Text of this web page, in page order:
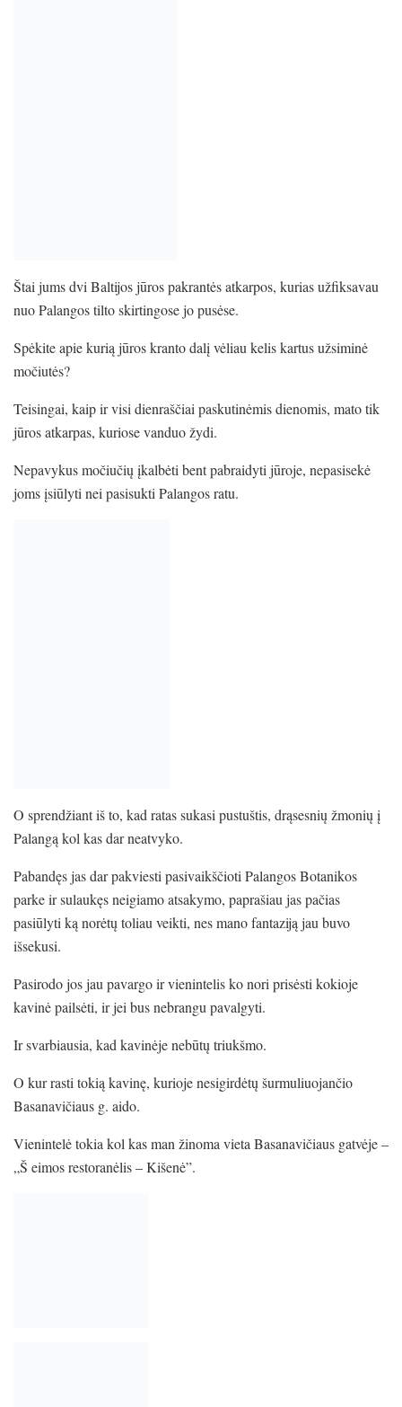
Štai jums dvi Baltijos jūros pakrantės atkarpos, kurias užfiksavau
nuo Palangos tilto skirtingose jo pusėse.
Spėkite apie kurią jūros kranto dalį vėliau kelis kartus užsiminė
močiutės?
Teisingai, kaip ir visi dienraščiai paskutinėmis dienomis, mato tik
jūros atkarpas, kuriose vanduo žydi.
Nepavykus močiučių įkalbėti bent pabraidyti jūroje, nepasisekė
joms įsiūlyti nei pasisukti Palangos ratu.
O sprendžiant iš to, kad ratas sukasi pustuštis, drąsesnių žmonių į
Palangą kol kas dar neatvyko.
Pabandęs jas dar pakviesti pasivaikščioti Palangos Botanikos
parke ir sulaukęs neigiamo atsakymo, paprašiau jas pačias
pasiūlyti ką norėtų toliau veikti, nes mano fantaziją jau buvo
išsekusi.
Pasirodo jos jau pavargo ir vienintelis ko nori prisėsti kokioje
kavinė pailsėti, ir jei bus nebrangu pavalgyti.
Ir svarbiausia, kad kavinėje nebūtų triukšmo.
O kur rasti tokią kavinę, kurioje nesigirdėtų šurmuliuojančio
Basanavičiaus g. aido.
Vienintelė tokia kol kas man žinoma vieta Basanavičiaus gatvėje –
„Š eimos restoranėlis – Kišenė”.